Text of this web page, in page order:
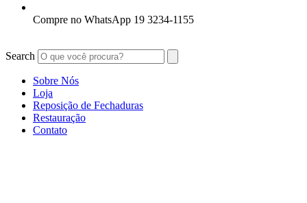
Compre no WhatsApp 19 3234-1155
Search
Sobre Nós
Loja
Reposição de Fechaduras
Restauração
Contato